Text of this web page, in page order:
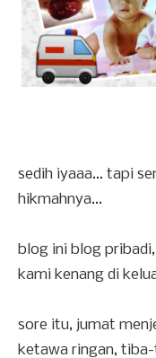
sedih iyaaa... tapi
hikmahnya...
blog ini blog
kami kenang di
sore itu, jumat
ketawa ringan, tiba-